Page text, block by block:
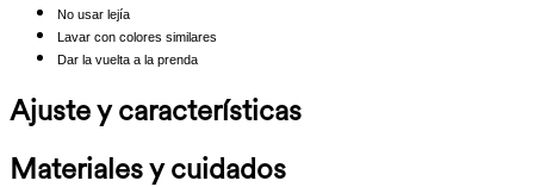
No usar lejía
Lavar con colores similares
Dar la vuelta a la prenda
Ajuste y características
Materiales y cuidados